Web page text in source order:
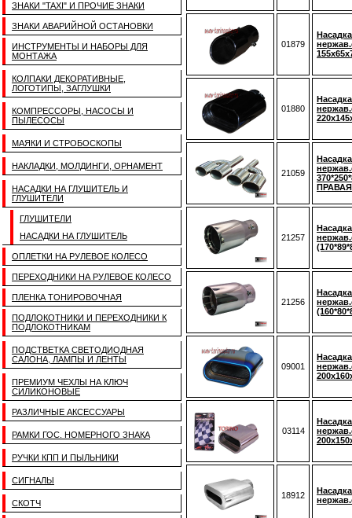
ЗНАКИ "TAXI" И ПРОЧИЕ ЗНАКИ
ЗНАКИ АВАРИЙНОЙ ОСТАНОВКИ
ИНСТРУМЕНТЫ И НАБОРЫ ДЛЯ
МОНТАЖА
КОЛПАКИ ДЕКОРАТИВНЫЕ,
ЛОГОТИПЫ, ЗАГЛУШКИ
КОМПРЕССОРЫ, НАСОСЫ И
ПЫЛЕСОСЫ
МАЯКИ И СТРОБОСКОПЫ
НАКЛАДКИ, МОЛДИНГИ, ОРНАМЕНТ
НАСАДКИ НА ГЛУШИТЕЛЬ И
ГЛУШИТЕЛИ
ГЛУШИТЕЛИ
НАСАДКИ НА ГЛУШИТЕЛЬ
ОПЛЕТКИ НА РУЛЕВОЕ КОЛЕСО
ПЕРЕХОДНИКИ НА РУЛЕВОЕ КОЛЕСО
ПЛЕНКА ТОНИРОВОЧНАЯ
ПОДЛОКОТНИКИ И ПЕРЕХОДНИКИ К
ПОДЛОКОТНИКАМ
ПОДСТВЕТКА СВЕТОДИОДНАЯ
САЛОНА, ЛАМПЫ И ЛЕНТЫ
ПРЕМИУМ ЧЕХЛЫ НА КЛЮЧ
СИЛИКОНОВЫЕ
РАЗЛИЧНЫЕ АКСЕССУАРЫ
РАМКИ ГОС. НОМЕРНОГО ЗНАКА
РУЧКИ КПП И ПЫЛЬНИКИ
СИГНАЛЫ
СКОТЧ
01879
01880
21059
21257
21256
09001
03114
18912